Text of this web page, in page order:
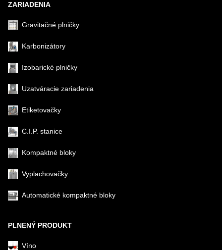
ZARIADENIA
Gravitačné plničky
Karbonizátory
Izobarické plničky
Uzatváracie zariadenia
Etiketovačky
C.I.P. stanice
Kompaktné bloky
Vyplachovačky
Automatické kompaktné bloky
PLNENÝ PRODUKT
Víno